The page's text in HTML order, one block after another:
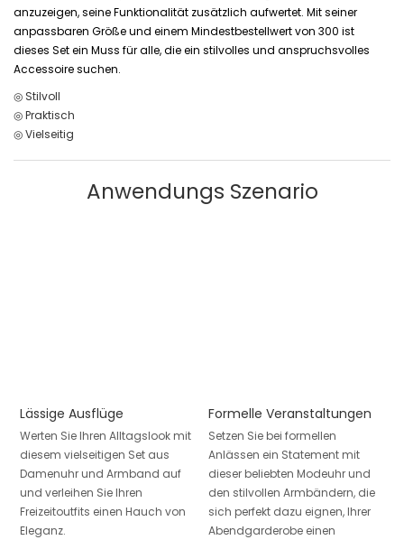
anzuzeigen, seine Funktionalität zusätzlich aufwertet. Mit seiner
anpassbaren Größe und einem Mindestbestellwert von 300 ist
dieses Set ein Muss für alle, die ein stilvolles und anspruchsvolles
Accessoire suchen.
◎ Stilvoll
◎ Praktisch
◎ Vielseitig
Anwendungs Szenario
Lässige Ausflüge
Werten Sie Ihren Alltagslook mit
diesem vielseitigen Set aus
Damenuhr und Armband auf
und verleihen Sie Ihren
Freizeitoutfits einen Hauch von
Eleganz.
Formelle Veranstaltungen
Setzen Sie bei formellen
Anlässen ein Statement mit
dieser beliebten Modeuhr und
den stilvollen Armbändern, die
sich perfekt dazu eignen, Ihrer
Abendgarderobe einen